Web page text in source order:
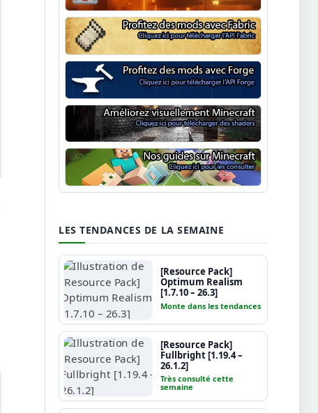
NeoForge
Minecraft Fabric
Minecraft Forge
Shaders Minecraft
Guide Minecraft
LES TENDANCES DE LA SEMAINE
[Resource Pack]
Optimum Realism
[1.7.10 – 26.3]
Monte dans les tendances
[Resource Pack]
Fullbright [1.19.4 –
26.1.2]
Très consulté cette
semaine